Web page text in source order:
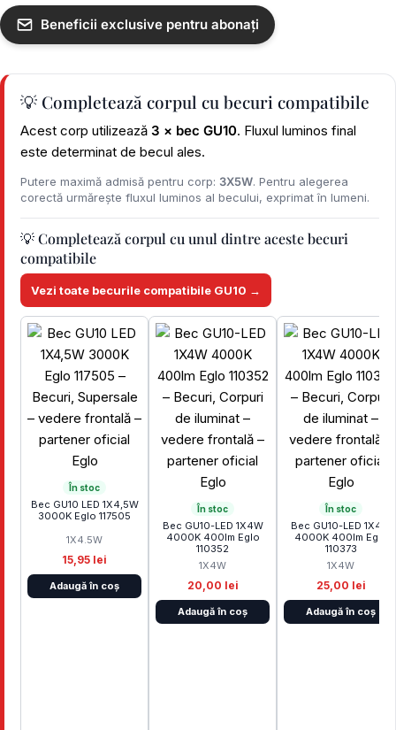
Beneficii exclusive pentru abonați
💡 Completează corpul cu becuri compatibile
Acest corp utilizează 3 × bec GU10. Fluxul luminos final
este determinat de becul ales.
Putere maximă admisă pentru corp: 3X5W. Pentru alegerea
corectă urmărește fluxul luminos al becului, exprimat în lumeni.
💡 Completează corpul cu unul dintre aceste becuri
compatibile
Vezi toate becurile compatibile GU10 →
În stoc
Bec GU10 LED 1X4,5W
3000K Eglo 117505
1X4.5W
15,95 lei
Adaugă în coș
În stoc
Bec GU10-LED 1X4W
4000K 400lm Eglo
110352
1X4W
20,00 lei
Adaugă în coș
În stoc
Bec GU10-LED 1X4W
4000K 400lm Eglo
110373
1X4W
25,00 lei
Adaugă în coș